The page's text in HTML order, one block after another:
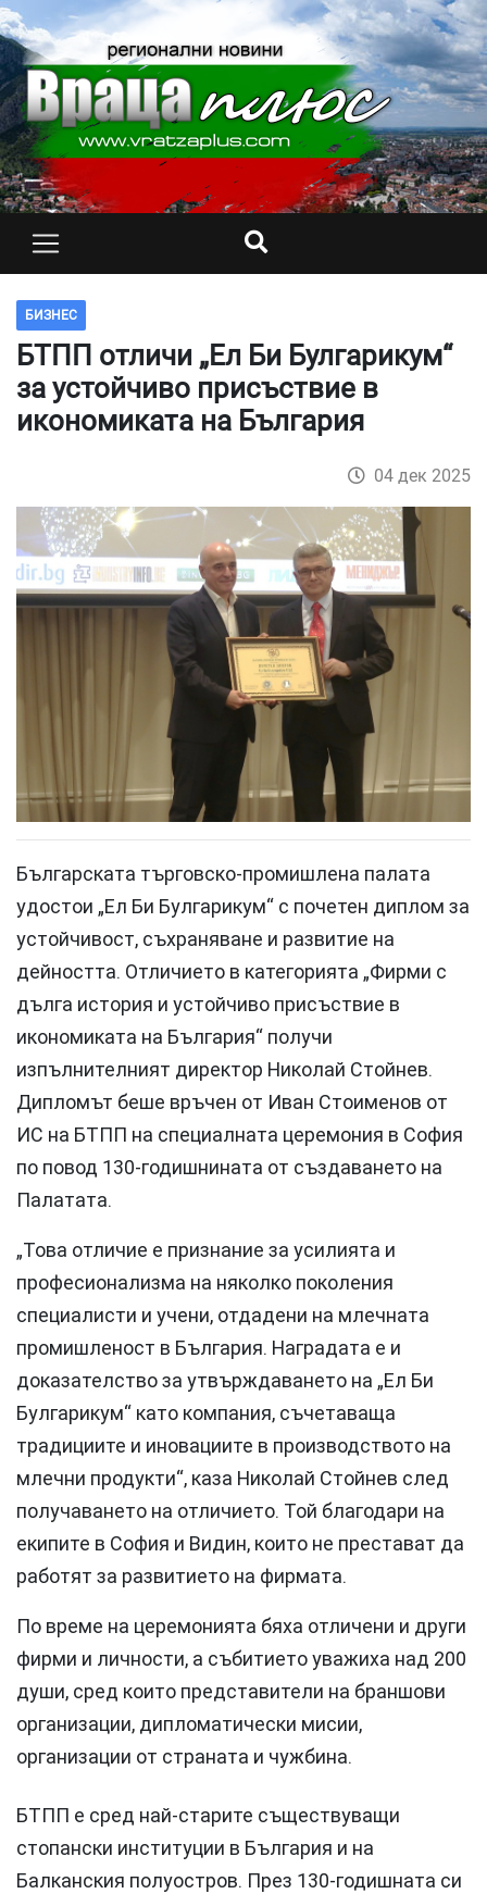
БИЗНЕС
БТПП отличи „Ел Би Булгарикум“
за устойчиво присъствие в
икономиката на България
04 дек 2025
Българската търговско-промишлена палата
удостои „Ел Би Булгарикум“ с почетен диплом за
устойчивост, съхраняване и развитие на
дейността. Отличието в категорията „Фирми с
дълга история и устойчиво присъствие в
икономиката на България“ получи
изпълнителният директор Николай Стойнев.
Дипломът беше връчен от Иван Стоименов от
ИС на БТПП на специалната церемония в София
по повод 130-годишнината от създаването на
Палатата.
„Това отличие е признание за усилията и
професионализма на няколко поколения
специалисти и учени, отдадени на млечната
промишленост в България. Наградата е и
доказателство за утвърждаването на „Ел Би
Булгарикум“ като компания, съчетаваща
традициите и иновациите в производството на
млечни продукти“, каза Николай Стойнев след
получаването на отличието. Той благодари на
екипите в София и Видин, които не престават да
работят за развитието на фирмата.
По време на церемонията бяха отличени и други
фирми и личности, а събитието уважиха над 200
души, сред които представители на браншови
организации, дипломатически мисии,
организации от страната и чужбина.
БТПП е сред най-старите съществуващи
стопански институции в България и на
Балканския полуостров. През 130-годишната си